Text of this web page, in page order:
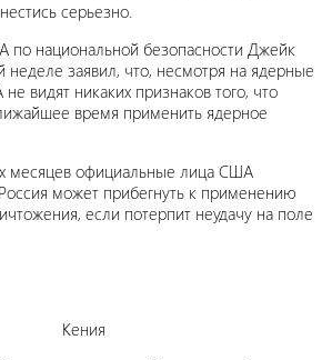
серьезно.
по национальной безопасности Джейк
заявил, что, несмотря на ядерные
видят никаких признаков того, что
время применить ядерное
месяцев официальные лица США
может прибегнуть к применению
если потерпит неудачу на поле
Кения